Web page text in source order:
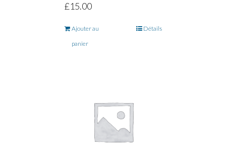
£15.00
Ajouter au
panier
Détails